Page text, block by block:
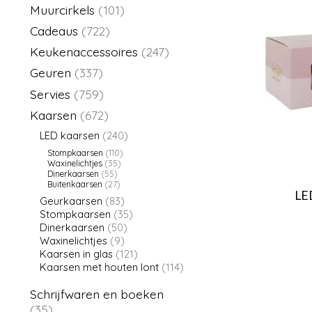
Muurcirkels (101)
Cadeaus (722)
Keukenaccessoires (247)
Geuren (337)
Servies (759)
Kaarsen (672)
LED kaarsen (240)
Stompkaarsen (110)
Waxinelichtjes (35)
Dinerkaarsen (55)
Buitenkaarsen (27)
Geurkaarsen (83)
Stompkaarsen (35)
Dinerkaarsen (50)
Waxinelichtjes (9)
Kaarsen in glas (121)
Kaarsen met houten lont (114)
Schrijfwaren en boeken
(35)